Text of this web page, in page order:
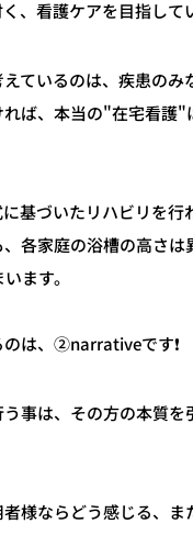
看護ケアを目指して
ているのは、疾患のみ
ば、本当の"在宅看護"
基づいたリハビリを行
各家庭の浴槽の高さは
ます。
は、②narrativeです❗️
事は、その方の本質を
様ならどう感じる、ま